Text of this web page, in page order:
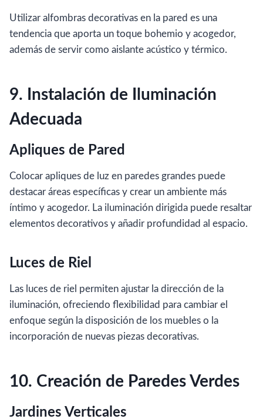
Utilizar alfombras decorativas en la pared es una
tendencia que aporta un toque bohemio y acogedor,
además de servir como aislante acústico y térmico.
9. Instalación de Iluminación
Adecuada
Apliques de Pared
Colocar apliques de luz en paredes grandes puede
destacar áreas específicas y crear un ambiente más
íntimo y acogedor. La iluminación dirigida puede resaltar
elementos decorativos y añadir profundidad al espacio.
Luces de Riel
Las luces de riel permiten ajustar la dirección de la
iluminación, ofreciendo flexibilidad para cambiar el
enfoque según la disposición de los muebles o la
incorporación de nuevas piezas decorativas.
10. Creación de Paredes Verdes
Jardines Verticales